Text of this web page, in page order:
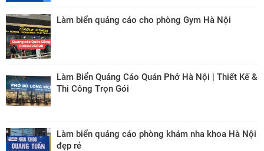
Làm biển quảng cáo cho phòng Gym Hà Nội
Làm Biển Quảng Cáo Quán Phở Hà Nội | Thiết Kế &
Thi Công Trọn Gói
Làm biển quảng cáo phòng khám nha khoa Hà Nội
đẹp rẻ